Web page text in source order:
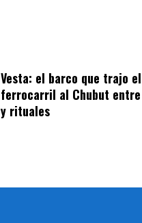
Vesta: el barco que trajo el
ferrocarril al Chubut
y rituales